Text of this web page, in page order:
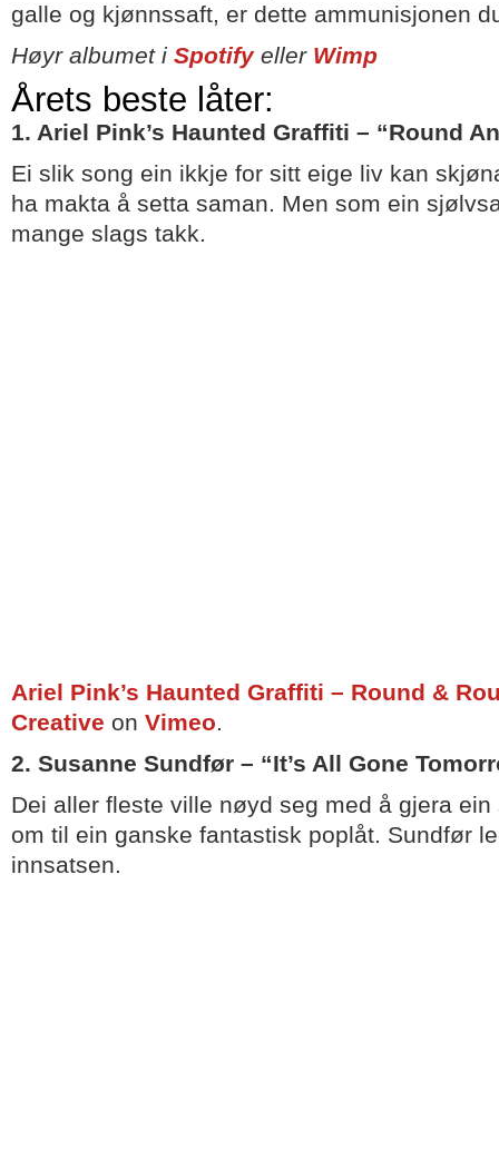
galle og kjønnssaft, er dette ammunisjonen
Høyr albumet i Spotifyeller Wimp
Årets beste låter:
1. Ariel Pink’s Haunted Graffiti – “Round
Ei slik song ein ikkje for sitt eige liv kan
ha makta å setta saman. Men som ein
mange slags takk.
Ariel Pink’s Haunted Graffiti – Round &
Creative on Vimeo.
2. Susanne Sundfør – “It’s All Gone
Dei aller fleste ville nøyd seg med å gjera
om til ein ganske fantastisk poplåt. Sundfør
innsatsen.